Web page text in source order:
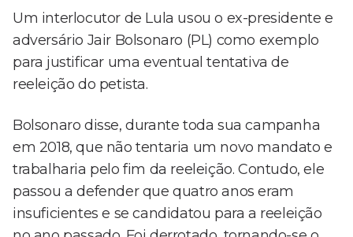
Um interlocutor de Lula usou o ex-presidente e
adversário Jair Bolsonaro (PL) como exemplo
para justificar uma eventual tentativa de
reeleição do petista.
Bolsonaro disse, durante toda sua campanha
em 2018, que não tentaria um novo mandato e
trabalharia pelo fim da reeleição. Contudo, ele
passou a defender que quatro anos eram
insuficientes e se candidatou para a reeleição